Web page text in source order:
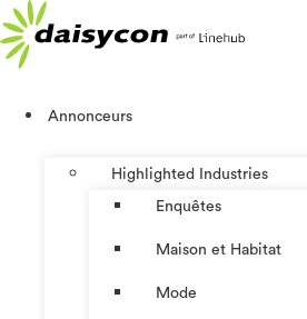
Aller
au
contenu
Annonceurs
Highlighted Industries
Enquêtes
Maison et Habitat
Mode